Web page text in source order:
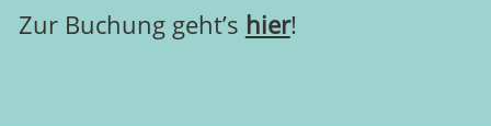
Zur Buchung geht’s hier!